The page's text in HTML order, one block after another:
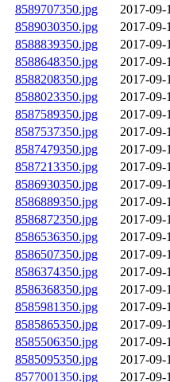
8589707350.jpg
2017-09-
8589030350.jpg
2017-09-
8588839350.jpg
2017-09-
8588648350.jpg
2017-09-
8588208350.jpg
2017-09-
8588023350.jpg
2017-09-
8587589350.jpg
2017-09-
8587537350.jpg
2017-09-
8587479350.jpg
2017-09-
8587213350.jpg
2017-09-
8586930350.jpg
2017-09-
8586889350.jpg
2017-09-
8586872350.jpg
2017-09-
8586536350.jpg
2017-09-
8586507350.jpg
2017-09-
8586374350.jpg
2017-09-
8586368350.jpg
2017-09-
8585981350.jpg
2017-09-
8585865350.jpg
2017-09-
8585506350.jpg
2017-09-
8585095350.jpg
2017-09-
8577001350.jpg
2017-09-